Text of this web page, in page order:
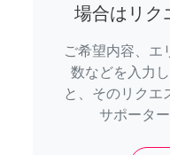
場合はリク
ご希望内容、エ
数などを入力
と、そのリクエ
サポータ